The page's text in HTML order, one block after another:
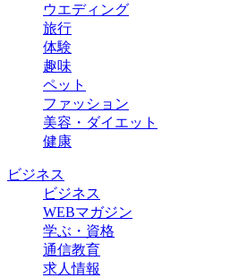
ウエディング
旅行
体験
趣味
ペット
ファッション
美容・ダイエット
健康
ビジネス
ビジネス
WEBマガジン
学ぶ・資格
通信教育
求人情報